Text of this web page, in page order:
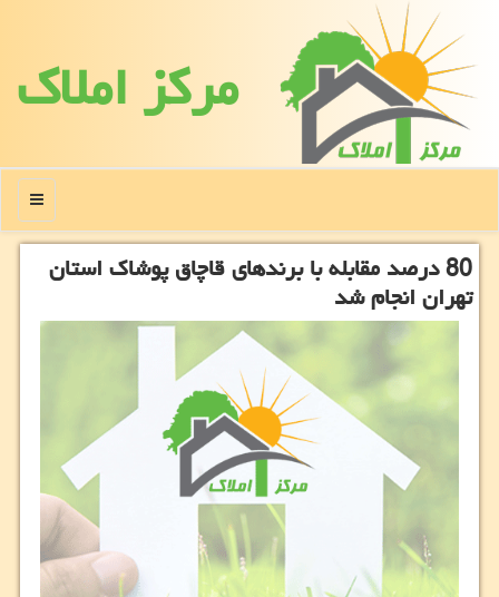
مركز املاك
منو
80 درصد مقابله با برندهای قاچاق پوشاك استان
تهران انجام شد